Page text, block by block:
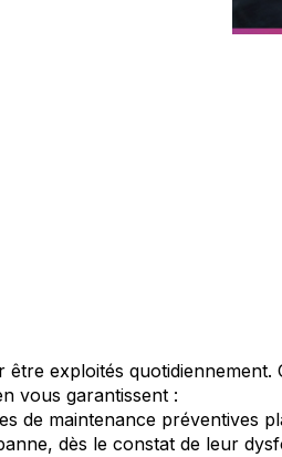
exploités quotidiennement.
vous garantissent :
de maintenance préventives
dès le constat de leur